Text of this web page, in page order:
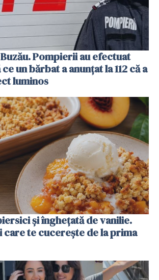
Pompierii au efectuat
un bărbat a anunțat la 112 că a
luminos
și înghețată de vanilie.
care te cucerește de la prima